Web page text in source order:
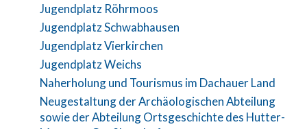
Jugendplatz Röhrmoos
Jugendplatz Schwabhausen
Jugendplatz Vierkirchen
Jugendplatz Weichs
Naherholung und Tourismus im Dachauer Land
Neugestaltung der Archäologischen Abteilung
sowie der Abteilung Ortsgeschichte des Hutter-